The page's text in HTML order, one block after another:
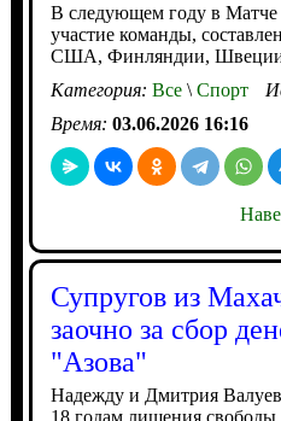
В следующем году в
участие команды,
США, Финляндии, Швеции
Категория: Все\Спорт
Время: 03.06.2026 16:16
Супругов из
заочно за сбор
"Азова"
Надежду и Дмитрия
18 годам лишения свободы